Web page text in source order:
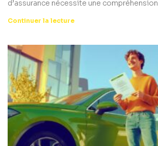
d’assurance nécessite une compréhension
Continuer la lecture